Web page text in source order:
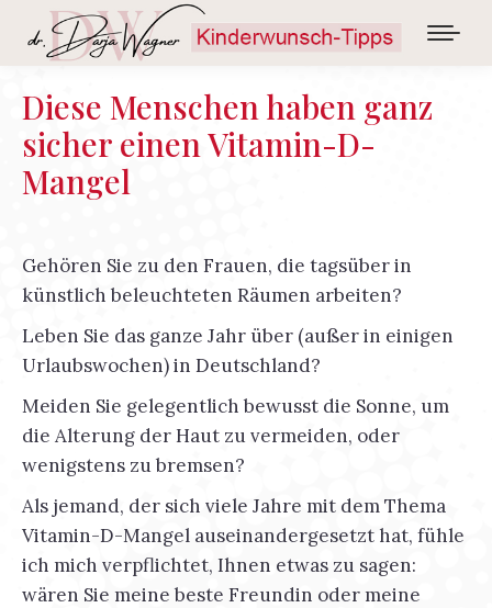
Diese Menschen haben ganz
sicher einen Vitamin-D-
Mangel
Gehören Sie zu den Frauen, die tagsüber in
künstlich beleuchteten Räumen arbeiten?
Leben Sie das ganze Jahr über (außer in einigen
Urlaubswochen) in Deutschland?
Meiden Sie gelegentlich bewusst die Sonne, um
die Alterung der Haut zu vermeiden, oder
wenigstens zu bremsen?
Als jemand, der sich viele Jahre mit dem Thema
Vitamin-D-Mangel auseinandergesetzt hat, fühle
ich mich verpflichtet, Ihnen etwas zu sagen:
wären Sie meine beste Freundin oder meine